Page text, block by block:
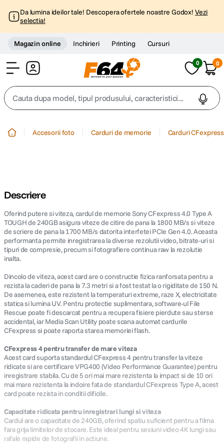
Da lumina ideilor tale! Descopera ofertele noastre Godox! Vezi
selectia!
Magazin online Inchirieri Printing Cursuri
0 0
Cauta dupa model, tipul produsului, caracteristici...
3. trepied telefon
4 . peak design
5 canon sx740 hs
7. sony fx
. card memorie
10. dji osmo
Accesorii foto Carduri de memorie Carduri CFexpress
Descriere
Oferind putere si viteza, cardul de memorie Sony CFexpress 4.0 Type A
TOUGH de 240GB asigura viteze de citire de pana la 1800 MB/s si viteze
de scriere de pana la 1700 MB/s datorita interfetei PCIe Gen 4.0. Aceasta
performanta permite inregistrarea la diverse rezolutii video, bitrate-uri si
tipuri de compresie, precum si fotografiere continua raw la rezolutie
inalta.
Dincolo de viteza, acest card are o constructie fizica ranforsata pentru a
rezista la caderi de pana la 7.3 metri si a fost testat la o rigiditate de 150 N.
De asemenea, este rezistent la temperaturi extreme, raze X, electricitate
statica si lumina UV. Pentru protectie suplimentara, software-ul File
Rescue poate fi descarcat pentru a recupera fisiere pierdute sau sterse
accidental, iar Media Scan Utility poate scana automat cardurile
CFexpress si poate raporta starea memoriei flash.
CFexpress 4 pentru transfer de mare viteza
Acest card suporta standardul CFexpress 4 pentru transfer la viteze
ridicate si are certificare VPG400 (Video Performance Guarantee) pentru
inregistrare stabila. Cu de 5 ori mai mare rezistenta la impact si de 10 ori
mai mare rezistenta la indoire fata de standardul CFexpress Type A, acest
card poate rezista in conditii dificile.
Capacitate ridicata pentru inregistrari lungi si viteza
Cardul are o capacitate de 240GB, oferind spatiu suficient pentru a filma
fara grija limitelor de stocare. Este ideal pentru sesiuni video 4K lungi sau
rafale rapide de fotografii in actiune.